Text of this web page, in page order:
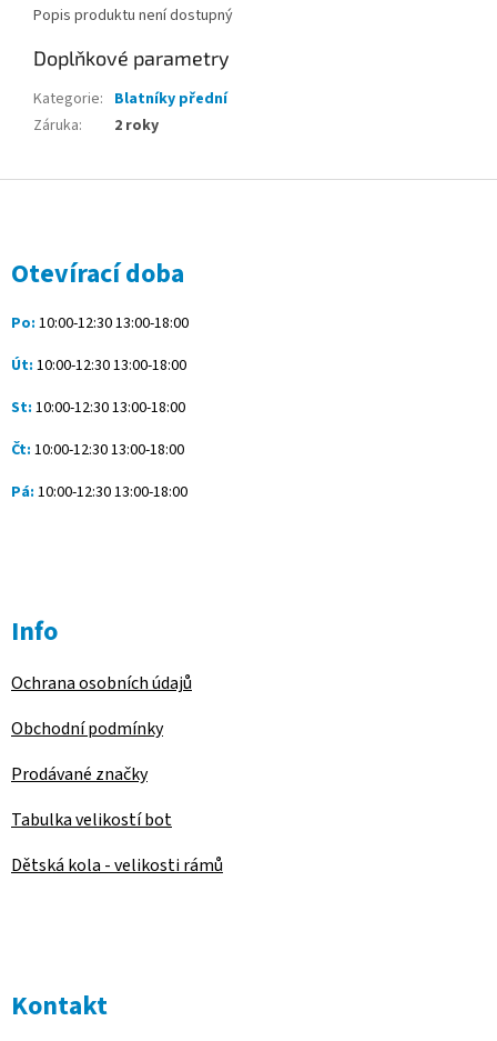
Popis produktu není dostupný
Doplňkové parametry
Kategorie: Blatníky přední
Záruka: 2 roky
Otevírací doba
Po: 10:00-12:30 13:00-18:00
Út: 10:00-12:30 13:00-18:00
St: 10:00-12:30 13:00-18:00
Čt: 10:00-12:30 13:00-18:00
Pá: 10:00-12:30 13:00-18:00
Info
Ochrana osobních údajů
Obchodní podmínky
Prodávané značky
Tabulka velikostí bot
Dětská kola - velikosti rámů
Kontakt